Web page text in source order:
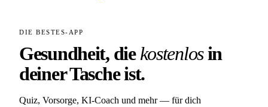
DIE BESTES-APP
Gesundheit, diekostenlosin
deiner Tasche ist.
Quiz, Vorsorge, KI-Coach und mehr — für dich